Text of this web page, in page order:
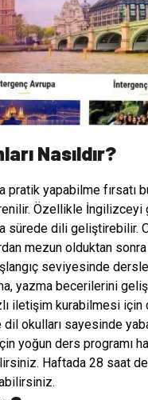
Nasıldır?
yapabilme fırsatı
Özellikle
sürede dili geliştirebilir.
mezun olduktan
seviyesinde
yazma becerilerini
iletişim kurabilmesi için
okulları sayesinde
yoğun ders programı
Haftada 28 saat